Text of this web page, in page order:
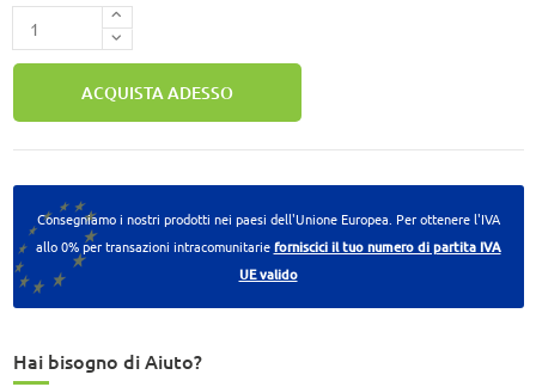
ACQUISTA ADESSO
Consegniamo i nostri prodotti nei paesi dell'Unione Europea. Per ottenere l'IVA
allo 0% per transazioni intracomunitarieforniscici il tuo numero di partita IVA
UE valido
Hai bisogno di Aiuto?